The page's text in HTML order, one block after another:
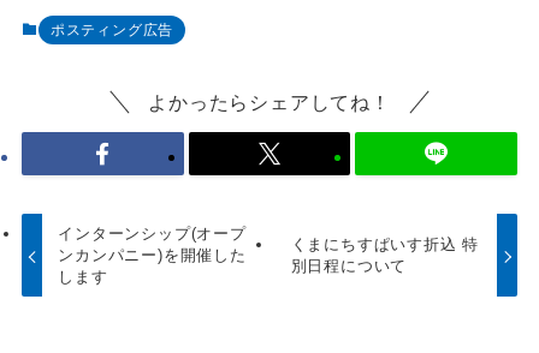
ポスティング広告
よかったらシェアしてね！
インターンシップ(オープ
ンカンパニー)を開催した
します
くまにちすぱいす折込 特
別日程について